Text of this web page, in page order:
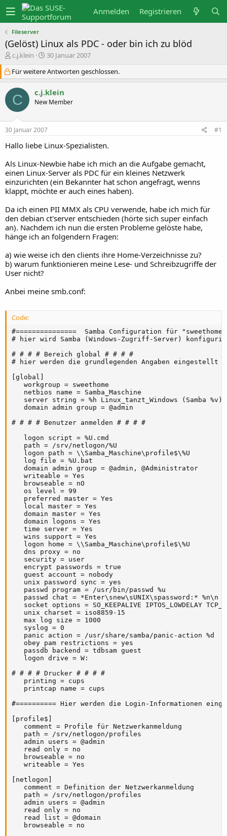
Anmelden Registrieren
Fileserver
(Gelöst) Linux als PDC - oder bin ich zu blöd
E
s
t
l
c.j.klein
E
s
t
l
l
m
30 Januar 2007
Für weitere Antworten geschlossen.
C c.j.klein
New Member
30 Januar 2007 #1
Hallo liebe Linux-Spezialisten.
Als Linux-Newbie habe ich mich an die Aufgabe gemacht,
einen Linux-Server als PDC für ein kleines Netzwerk
einzurichten (ein Bekannter hat schon angefragt, wenns
klappt, möchte er auch eines haben).
Da ich einen PII MMX als CPU verwende, habe ich mich für
den debian ct'server entschieden (hörte sich super einfach
an). Nachdem ich nun die ersten Probleme gelöste habe,
hänge ich an folgendern Fragen:
a) wie weise ich den clients ihre Home-Verzeichnisse zu?
b) warum funktionieren meine Lese- und Schreibzugriffe der
User nicht?
Anbei meine smb.conf:
Code:
#===============  Samba Configuration für "sweethome"
# hier wird Samba (Windows-Zugriff-Server)
# # # # Bereich global # # # #
# hier werden die grundlegenden Angaben eingestellt
[global]
   workgroup = sweethome
   netbios name = Samba_Maschine
   server string = %h Linux_tanzt_Windows (Samba %v)
   domain admin group = @admin
# # # # Benutzer anmelden # # # #
   logon script = %U.cmd
   path = /srv/netlogon/%U
   logon path = \\Samba_Maschine\profile$\%U
   log file = %U.bat
   domain admin group = @admin, @Administrator
   writeable = Yes
   browseable = nO
   os level = 99
   preferred master = Yes
   local master = Yes
   domain master = Yes
   domain logons = Yes
   time server = Yes
   wins support = Yes
   logon home = \\Samba_Maschine\profile$\%U
   dns proxy = no
   security = user
   encrypt passwords = true
   guest account = nobody
   unix password sync = yes
   passwd program = /usr/bin/passwd %u
passwd chat = *Enter\snew\sUNIX\spassword:* %n\n
socket options = SO_KEEPALIVE IPTOS_LOWDELAY
   unix charset = iso8859-15
   max log size = 1000
   syslog = 0
   panic action = /usr/share/samba/panic-action %d
   obey pam restrictions = yes
   passdb backend = tdbsam guest
   logon drive = W:
# # # # Drucker # # # #
   printing = cups
   printcap name = cups
#========== Hier werden die Login-Informationen
[profile$]
   comment = Profile für Netzwerkanmeldung
   path = /srv/netlogon/profiles
   admin users = @admin
   read only = no
   browseable = no
   writeable = Yes
[netlogon]
   comment = Definition der Netzwerkanmeldung
   path = /srv/netlogon/profiles
   admin users = @admin
   read only = no
   read list = @domain
   browseable = no